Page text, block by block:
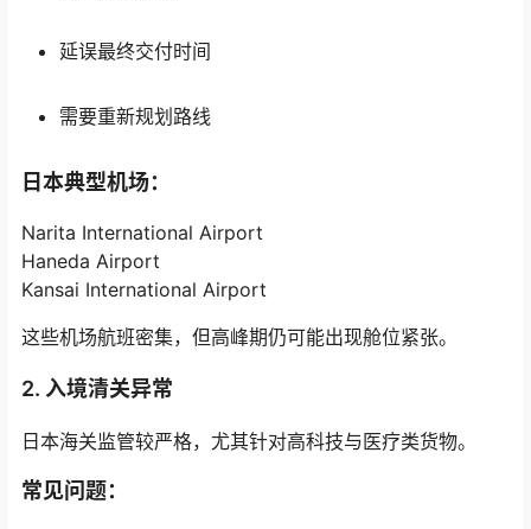
延误最终交付时间
需要重新规划路线
日本典型机场：
Narita International Airport
Haneda Airport
Kansai International Airport
这些机场航班密集，但高峰期仍可能出现舱位紧张。
2. 入境清关异常
日本海关监管较严格，尤其针对高科技与医疗类货物。
常见问题：